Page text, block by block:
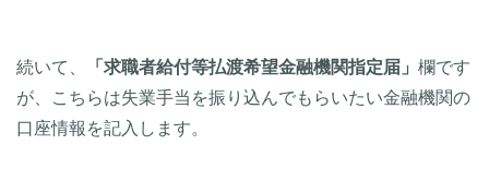
続いて、 「求職者給付等払渡希望金融機関指定届」 欄です
が、こちらは失業手当を振り込んでもらいたい金融機関の
口座情報を記入します。